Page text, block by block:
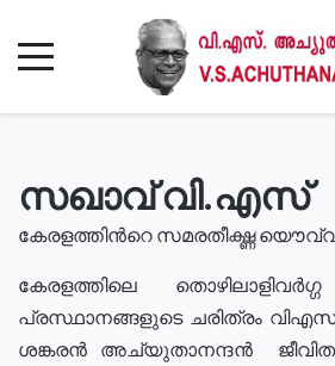
സഖാവ് വി.എസ്
കേരളത്തിൻറെ സമരതീക്ഷ്ണ
കേരളത്തിലെ
പ്രസ്ഥാനങ്ങളുടെ ചരിത്രം
ശങ്കരൻ അച്യുതാനന്ദൻ